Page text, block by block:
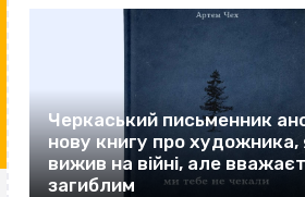
Черкаський письменник
нову книгу про художника,
вижив на війні, але
загиблим